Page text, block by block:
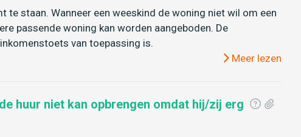
staan. Wanneer een weeskind de woning niet wil om een
passende woning kan worden aangeboden. De
van toepassing is.
Meer lezen
huur niet kan opbrengen omdat hij/zij erg